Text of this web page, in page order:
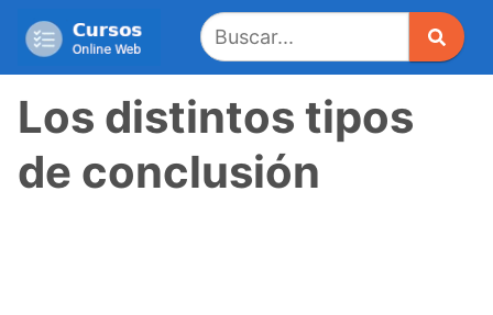
Los distintos tipos
de conclusión